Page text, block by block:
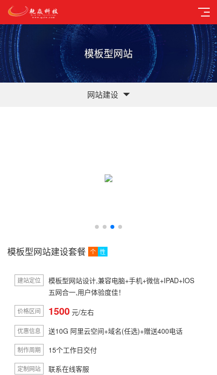
模板型网站
网站建设
模板型网站建设套餐 个 性
建站定位
模板型网站设计,兼容电脑+手机+微信+IPAD+IOS
五网合一,用户体验度佳！
价格区间 1500 元/左右
优惠信息 送10G 阿里云空间+域名(任选)+赠送400电话
制作周期 15个工作日交付
定制网站 联系在线客服